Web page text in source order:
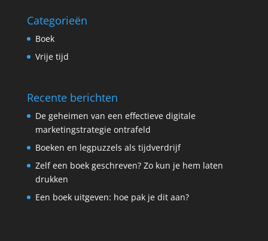
Categorieën
Boek
Vrije tijd
Recente berichten
De geheimen van een effectieve digitale
marketingstrategie ontrafeld
Boeken en legpuzzels als tijdverdrijf
Zelf een boek geschreven? Zo kun je hem laten
drukken
Een boek uitgeven: hoe pak je dit aan?